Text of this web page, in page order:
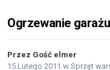
Ogrzewanie
Przez Gość elmer
15 Lutego 2011 w Sprzęt